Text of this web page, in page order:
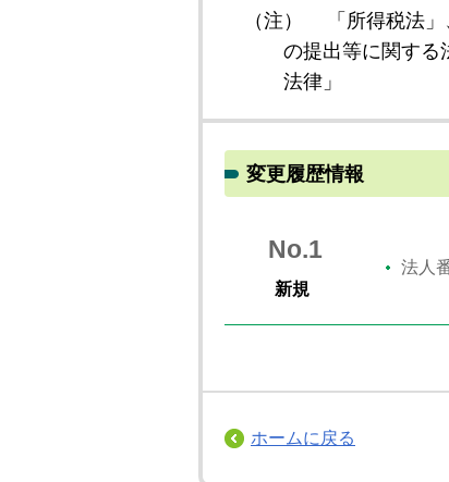
（注）
「所得税法
の提出等に関する
法律」
変更履歴情報
No.1
新規
法人
ホームに戻る